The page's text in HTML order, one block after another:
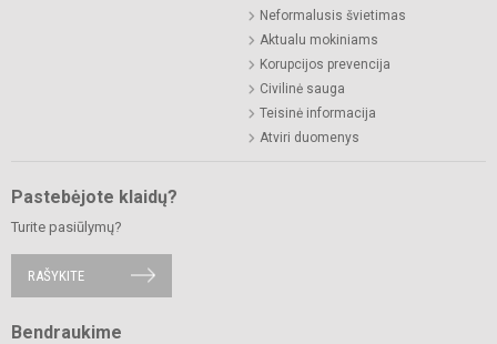
Neformalusis švietimas
Aktualu mokiniams
Korupcijos prevencija
Civilinė sauga
Teisinė informacija
Atviri duomenys
Pastebėjote klaidų?
Turite pasiūlymų?
RAŠYKITE
Bendraukime